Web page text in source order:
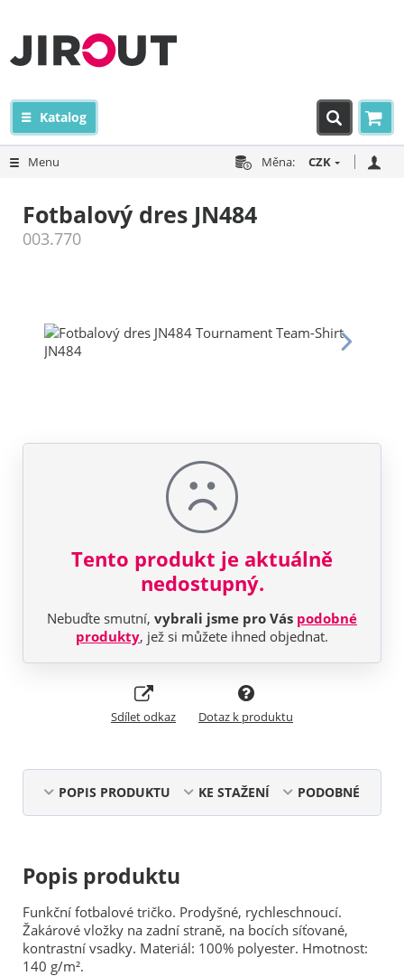
Katalog
Menu Měna: CZK
Fotbalový dres JN484
003.770
Tento produkt je aktuálně
nedostupný.
Nebuďte smutní, vybrali jsme pro Vás podobné
produkty, jež si můžete ihned objednat.
Sdílet odkaz Dotaz k produktu
POPIS PRODUKTU KE STAŽENÍ PODOBNÉ
Popis produktu
Funkční fotbalové tričko. Prodyšné, rychleschnoucí.
Žakárové vložky na zadní straně, na bocích síťované,
kontrastní vsadky. Materiál: 100% polyester. Hmotnost:
140 g/m².